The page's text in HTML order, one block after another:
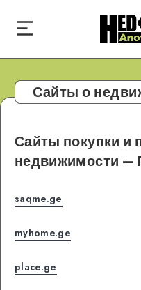
Сайты о
Сайты покупки и
недвижимости —
saqme.ge
myhome.ge
place.ge